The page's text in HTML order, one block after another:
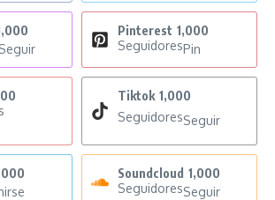
Seguir
Pinterest 1,000
SeguidoresPin
Tiktok 1,000
SeguidoresSeguir
Soundcloud 1,000
SeguidoresSeguir